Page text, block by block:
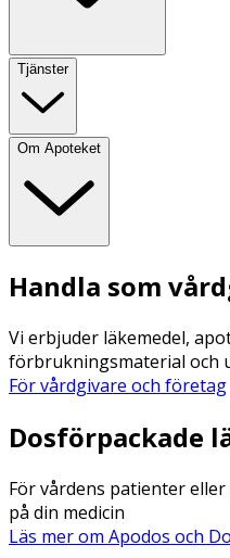
Tjänster
Om Apoteket
Handla som
Vi erbjuder läkemedel,
förbrukningsmaterial och
För vårdgivare och företag
Dosförpackade
För vårdens patienter
på din medicin
Läs mer om Apodos och